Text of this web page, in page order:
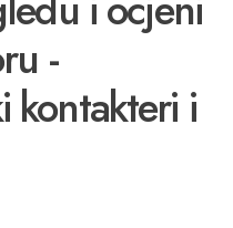
-
kontakteri i